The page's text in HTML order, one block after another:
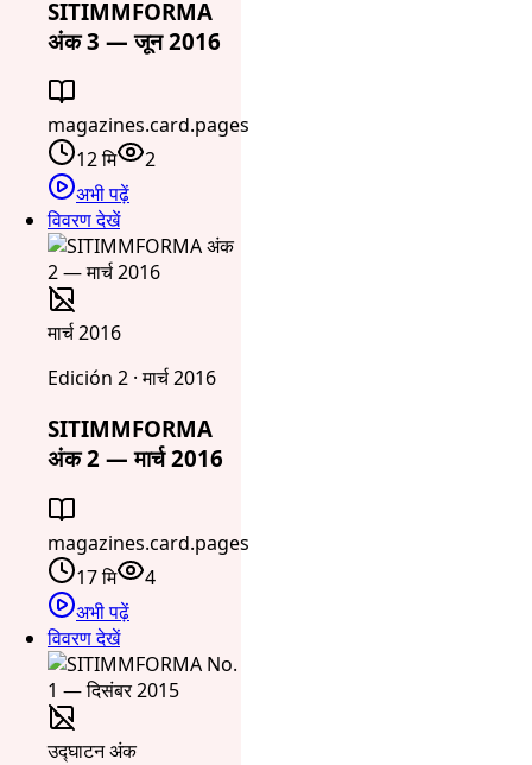
SITIMMFORMA
अंक 3 — जून 2016
magazines.card.pages
12 मि
2
अभी पढ़ें
विवरण देखें
मार्च 2016
Edición 2 · मार्च 2016
SITIMMFORMA
अंक 2 — मार्च 2016
magazines.card.pages
17 मि
4
अभी पढ़ें
विवरण देखें
उद्घाटन अंक